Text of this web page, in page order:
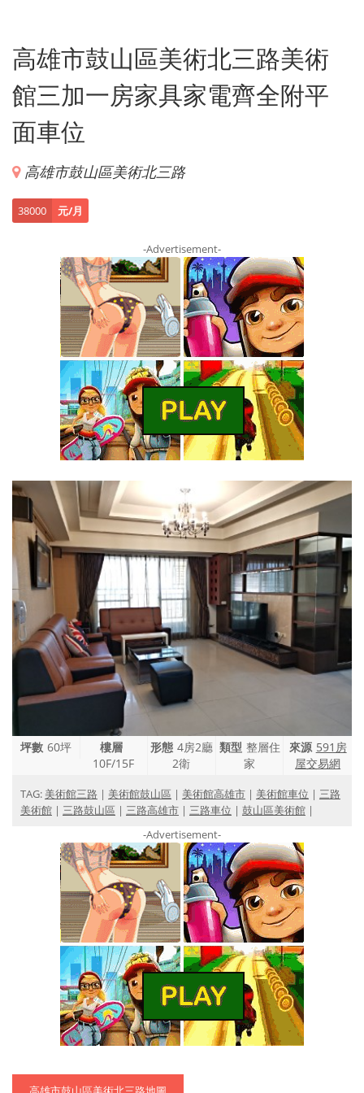
高雄市鼓山區美術北三路美術
館三加一房家具家電齊全附平
面車位
高雄市鼓山區美術北三路
38000 元/月
-Advertisement-
坪數 60坪
樓層
10F/15F
形態 4房2廳
2衛
類型 整層住
家
來源 591房
屋交易網
TAG: 美術館三路 | 美術館鼓山區 | 美術館高雄市 | 美術館車位 | 三路
美術館 | 三路鼓山區 | 三路高雄市 | 三路車位 | 鼓山區美術館 |
-Advertisement-